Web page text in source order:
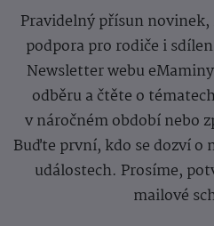
Pravidelný přísun
podpora pro rodiče i
Newsletter webu
odběru a čtěte o
v náročném období nebo
Buďte první, kdo se dozví o
událostech. Prosíme,
mailové